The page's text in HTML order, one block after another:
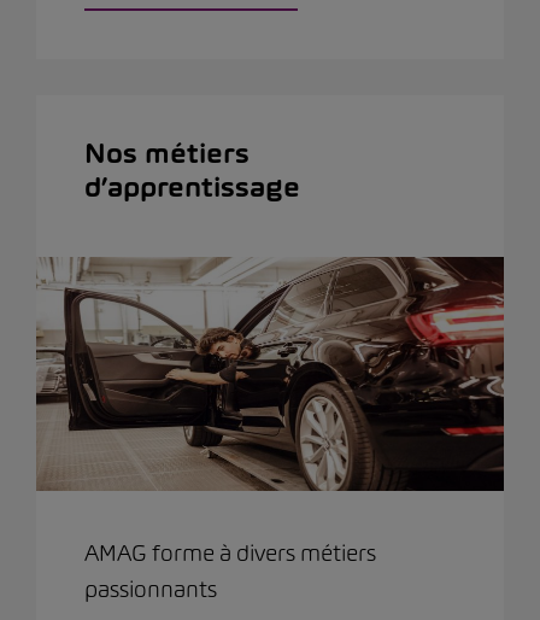
Nos métiers
d’apprentissage
AMAG forme à divers métiers
passionnants